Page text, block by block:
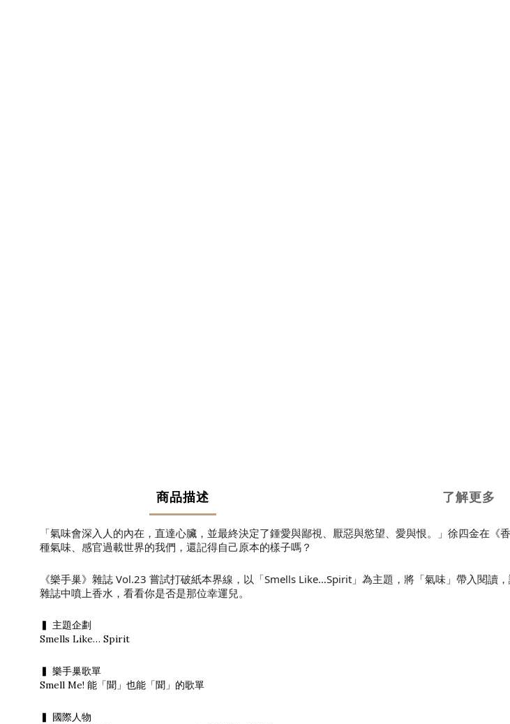
商品描述 了解更多
「氣味會深入人的內在，直達心臟，並最終決定了鍾愛與鄙視、厭惡與慾望、愛與恨。」徐四金在
種氣味、感官過載世界的我們，還記得自己原本的樣子嗎？
《樂手巢》雜誌 Vol.23 嘗試打破紙本界線，以「Smells Like…Spirit」為主題，將「氣味」帶入閱
雜誌中噴上香水，看看你是否是那位幸運兒。
▍ 主題企劃
Smells Like… Spirit
▍ 樂手巢歌單
Smell Me! 能「聞」也能「聞」的歌單
▍ 國際人物